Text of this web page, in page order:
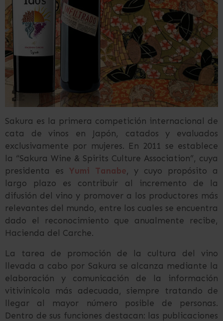
Sakura es la primera competición internacional de
cata de vinos en Japón, catados y evaluados
exclusivamente por mujeres. En 2011 se establece
la “Sakura Wine & Spirits Culture Association”, cuya
presidenta es Yumi Tanabe, y cuyo propósito a
largo plazo es contribuir al incremento de la
difusión del vino y promover a los productores más
relevantes del mundo, entre los cuales se encuentra
dado el reconocimiento que anualmente recibe,
Hacienda del Carche.
La tarea de promoción de la cultura del vino
llevada a cabo por Sakura se alcanza mediante la
elaboración y comunicación de la información
vitivinícola más adecuada, siempre tratando de
llegar al mayor número posible de personas.
Dentro de sus funciones destacan: las publicaciones